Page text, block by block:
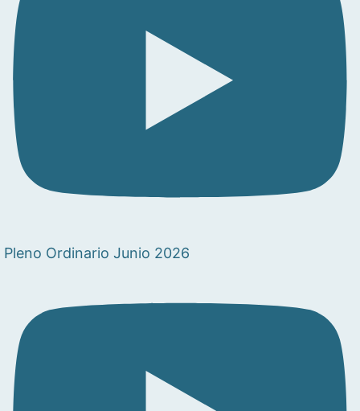
Pleno Ordinario Junio 2026